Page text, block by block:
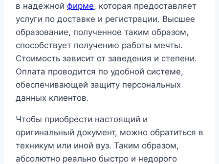
в надежной фирме, которая предоставляет
услуги по доставке и регистрации. Высшее
образование, полученное таким образом,
способствует получению работы мечты.
Стоимость зависит от заведения и степени.
Оплата проводится по удобной системе,
обеспечивающей защиту персональных
данных клиентов.
Чтобы приобрести настоящий и
оригинальный документ, можно обратиться в
техникум или иной вуз. Таким образом,
абсолютно реально быстро и недорого